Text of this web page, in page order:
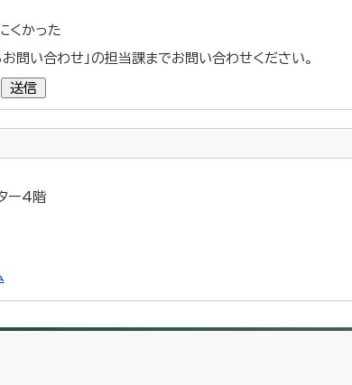
くかった
問い合わせ」の担当課までお問い合わせください。
送信
ー4階